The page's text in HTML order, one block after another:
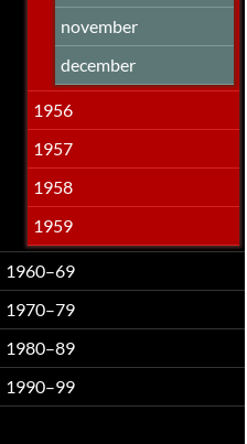
november
december
1956
1957
1958
1959
1960–69
1970–79
1980–89
1990–99